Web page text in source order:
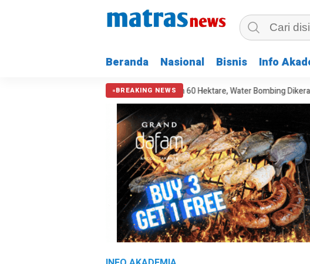
Beranda Nasional Bisnis Info
BREAKING NEWS
Kebakaran Bromo Hanguskan 60 Hektare, Water Bombing Dikerahkan